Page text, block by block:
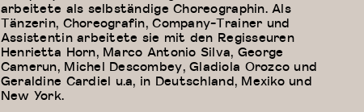
arbeitete als selbständige Choreographin. Als
Tänzerin, Choreografin, Company-Trainer und
Assistentin arbeitete sie mit den Regisseuren
Henrietta Horn, Marco Antonio Silva, George
Camerun, Michel Descombey, Gladiola Orozco und
Geraldine Cardiel u.a, in Deutschland, Mexiko und
New York.